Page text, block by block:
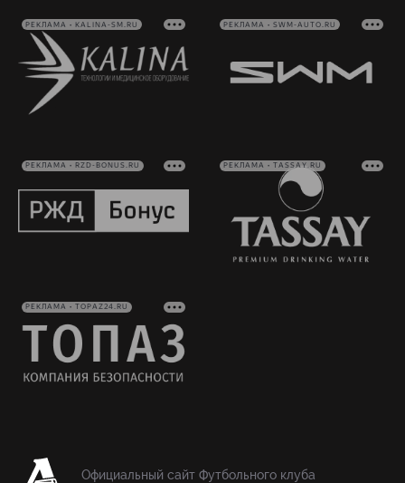
РЕКЛАМА • KALINA-SM.RU РЕКЛАМА • SWM-AUTO.RU
РЕКЛАМА • RZD-BONUS.RU РЕКЛАМА • TASSAY.RU
РЕКЛАМА • TOPAZ24.RU
Официальный сайт Футбольного клуба